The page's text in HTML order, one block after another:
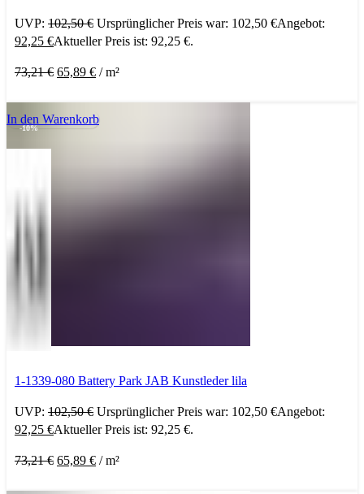
UVP: 102,50€ Ursprünglicher Preis war: 102,50 €Angebot:
92,25 €Aktueller Preis ist: 92,25 €.
73,21€ 65,89 € /m²
-10%
In den Warenkorb
1-1339-080 Battery Park JAB Kunstleder lila
UVP: 102,50€ Ursprünglicher Preis war: 102,50 €Angebot:
92,25 €Aktueller Preis ist: 92,25 €.
73,21€ 65,89 € /m²